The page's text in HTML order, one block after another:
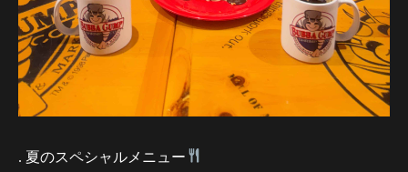
. 夏のスペシャルメニュー